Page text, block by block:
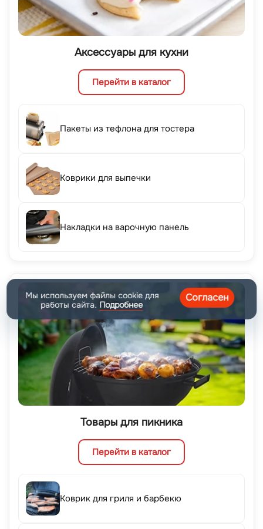
Аксессуары для кухни
Перейти в каталог
Пакеты из тефлона для тостера
Коврики для выпечки
Накладки на варочную панель
Товары для пикника
Перейти в каталог
Коврик для гриля и барбекю
Мы используем файлы cookie для
работы сайта. Подробнее
Согласен